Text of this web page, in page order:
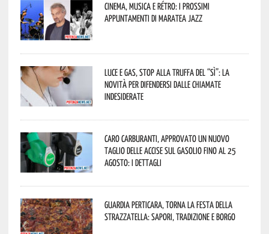
Cinema, musica e rétro: i prossimi
appuntamenti di Maratea Jazz
Luce e gas, stop alla truffa del “Sì”: la
novità per difendersi dalle chiamate
indesiderate
Caro carburanti, approvato un nuovo
taglio delle accise sul gasolio fino al 25
agosto: i dettagli
Guardia Perticara, torna la Festa della
Strazzatella: sapori, tradizione e borgo